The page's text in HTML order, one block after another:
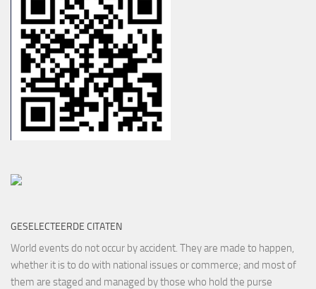
GESELECTEERDE CITATEN
World events do not occur by accident. They are made to happen,
whether it is to do with national issues or commerce; and most of
them are staged and managed by those who hold the purse